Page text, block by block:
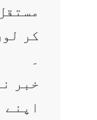
کر
۔
خبر